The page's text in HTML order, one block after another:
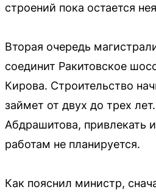
строений пока остается
Вторая очередь
соединит Ракитовское
Кирова. Строительство
займет от двух до трех
Абдрашитова, привлекать
работам не планируется.
Как пояснил министр,